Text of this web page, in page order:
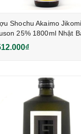
Shochu Akaimo
25% 1800ml Nhật